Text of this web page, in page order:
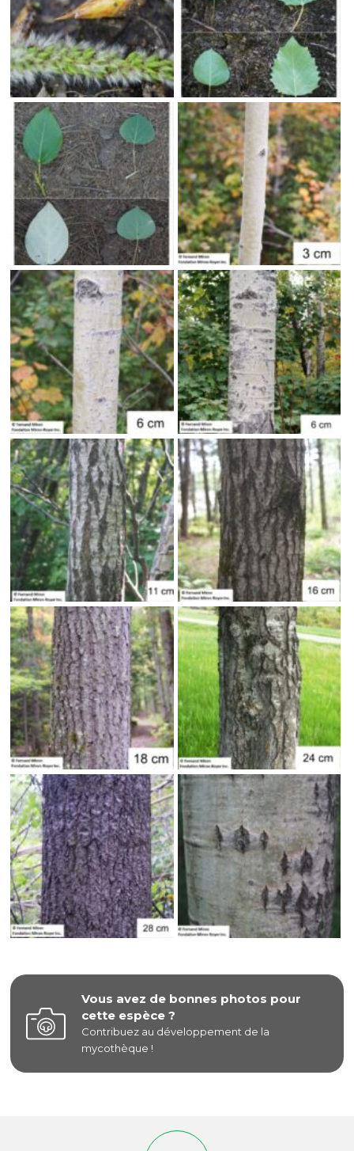
Vous avez de bonnes photos pour
cette espèce ?
Contribuez au développement de la
mycothèque !